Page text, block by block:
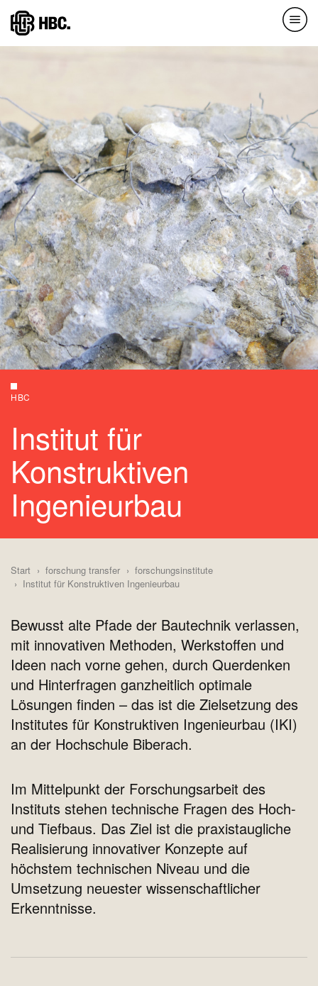
Direkt
zum
Inhalt
HBC
Institut für
Konstruktiven
Ingenieurbau
Start forschung transfer
forschungsinstitute
Institut für Konstruktiven Ingenieurbau
Bewusst alte Pfade der Bautechnik verlassen,
mit innovativen Methoden, Werkstoffen und
Ideen nach vorne gehen, durch Querdenken
und Hinterfragen ganzheitlich optimale
Lösungen finden – das ist die Zielsetzung des
Institutes für Konstruktiven Ingenieurbau (IKI)
an der Hochschule Biberach.
Im Mittelpunkt der Forschungsarbeit des
Instituts stehen technische Fragen des Hoch-
und Tiefbaus. Das Ziel ist die praxistaugliche
Realisierung innovativer Konzepte auf
höchstem technischen Niveau und die
Umsetzung neuester wissenschaftlicher
Erkenntnisse.